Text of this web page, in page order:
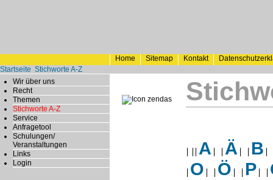
Home Sitemap Kontakt
Startseite Stichworte A-Z
Wir über uns
Recht
Themen
Stichworte A-Z
Service
Anfragetool
Schulungen/
Veranstaltungen
Links
Login
A Ä
B
O
Ö P